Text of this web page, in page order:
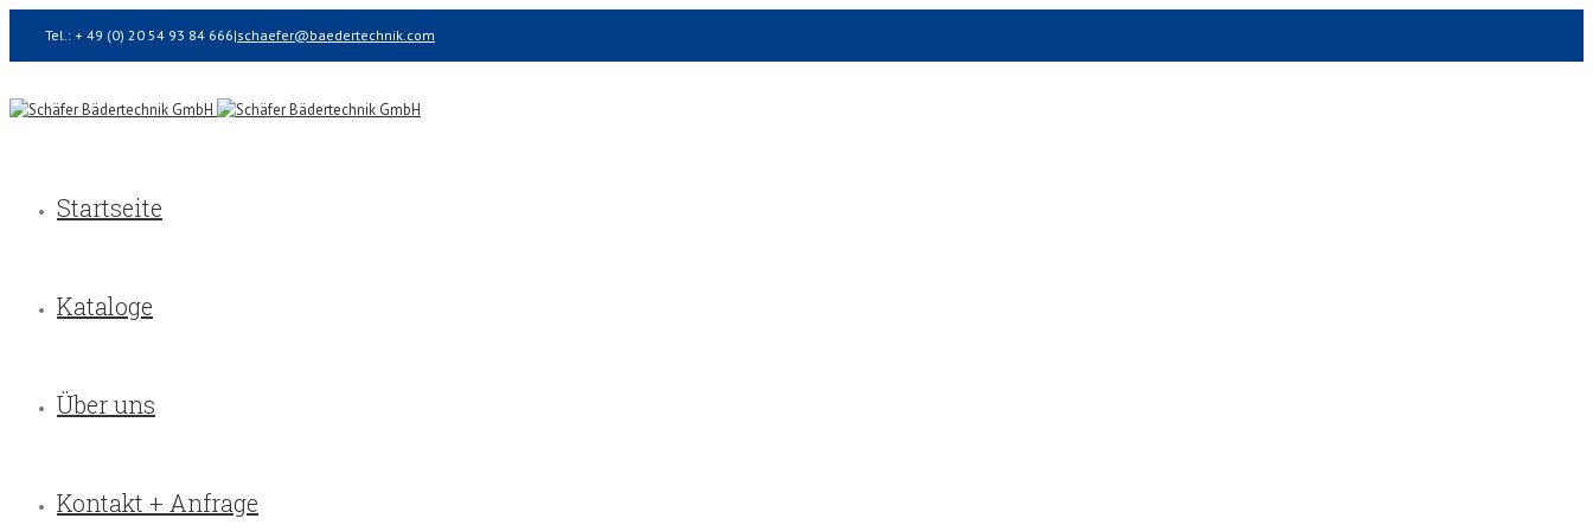
Tel.: + 49 (0) 20 54 93 84 666|schaefer@baedertechnik.com
Startseite
Kataloge
Über uns
Kontakt + Anfrage